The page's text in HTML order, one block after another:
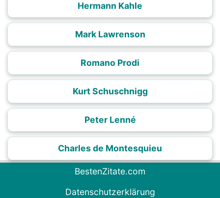
Hermann Kahle
Mark Lawrenson
Romano Prodi
Kurt Schuschnigg
Peter Lenné
Charles de Montesquieu
BestenZitate.com
Datenschutzerklärung